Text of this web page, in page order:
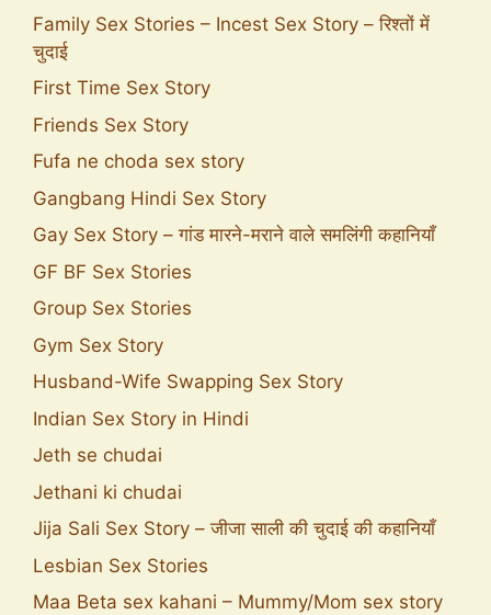
Family Sex Stories – Incest Sex Story – रिश्तों में
चुदाई
First Time Sex Story
Friends Sex Story
Fufa ne choda sex story
Gangbang Hindi Sex Story
Gay Sex Story – गांड मारने-मराने वाले समलिंगी कहानियाँ
GF BF Sex Stories
Group Sex Stories
Gym Sex Story
Husband-Wife Swapping Sex Story
Indian Sex Story in Hindi
Jeth se chudai
Jethani ki chudai
Jija Sali Sex Story – जीजा साली की चुदाई की कहानियाँ
Lesbian Sex Stories
Maa Beta sex kahani – Mummy/Mom sex story